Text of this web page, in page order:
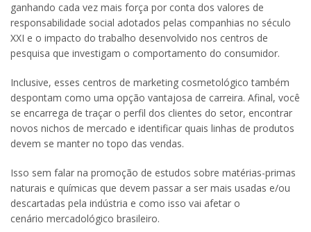
ganhando cada vez mais força por conta dos valores de
responsabilidade social adotados pelas companhias no século
XXI e o impacto do trabalho desenvolvido nos centros de
pesquisa que investigam o comportamento do consumidor.
Inclusive, esses centros de marketing cosmetológico também
despontam como uma opção vantajosa de carreira. Afinal, você
se encarrega de traçar o perfil dos clientes do setor, encontrar
novos nichos de mercado e identificar quais linhas de produtos
devem se manter no topo das vendas.
Isso sem falar na promoção de estudos sobre matérias-primas
naturais e químicas que devem passar a ser mais usadas e/ou
descartadas pela indústria e como isso vai afetar o
cenário mercadológico brasileiro.